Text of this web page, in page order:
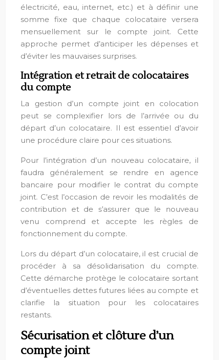
électricité, eau, internet, etc.) et à définir une
somme fixe que chaque colocataire versera
mensuellement sur le compte joint. Cette
approche permet d’anticiper les dépenses et
d’éviter les mauvaises surprises.
Intégration et retrait de colocataires
du compte
La gestion d’un compte joint en colocation
peut se complexifier lors de l’arrivée ou du
départ d’un colocataire. Il est essentiel d’avoir
une procédure claire pour ces situations.
Pour l’intégration d’un nouveau colocataire, il
faudra généralement se rendre en agence
bancaire pour modifier le contrat du compte
joint. C’est l’occasion de revoir les modalités de
contribution et de s’assurer que le nouveau
venu comprend et accepte les règles de
fonctionnement du compte.
Lors du départ d’un colocataire, il est crucial de
procéder à sa désolidarisation du compte.
Cette démarche protège le colocataire sortant
d’éventuelles dettes futures liées au compte et
clarifie la situation pour les colocataires
restants.
Sécurisation et clôture d’un
compte joint